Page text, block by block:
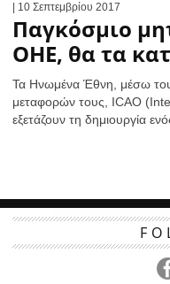
| 10 Σεπτεμβρίου 2017
Παγκόσμιο
OHE, θα τα
Τα Ηνωμένα Έθνη, μέσω
μεταφορών τους, ICAO
εξετάζουν τη δημιουργία